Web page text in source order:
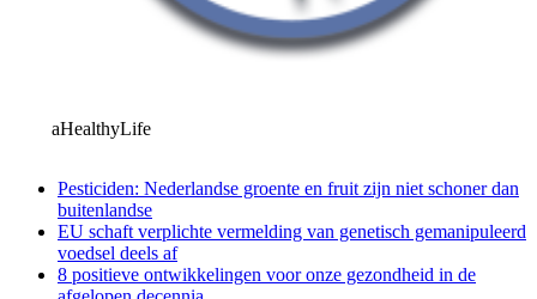
aHealthyLife
Pesticiden: Nederlandse groente en fruit zijn niet schoner dan
buitenlandse
EU schaft verplichte vermelding van genetisch gemanipuleerd
voedsel deels af
8 positieve ontwikkelingen voor onze gezondheid in de